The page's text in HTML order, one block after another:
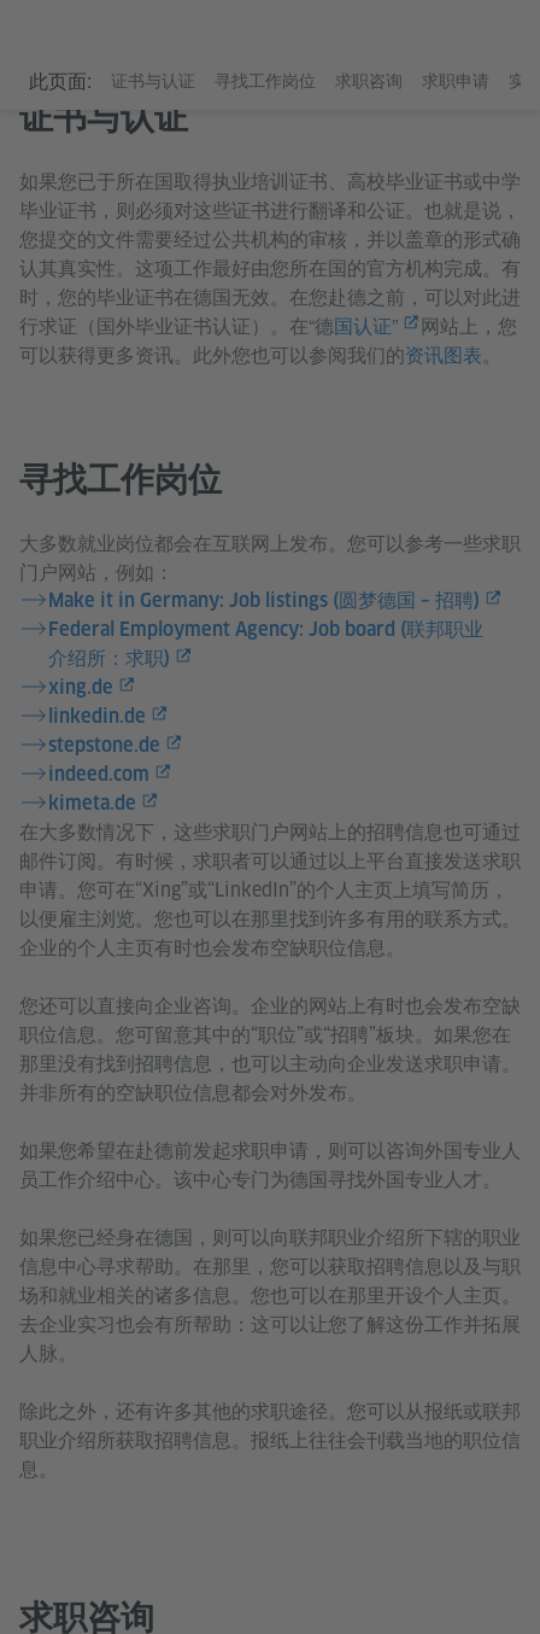
此页面: 证书与认证 寻找工作岗位 求职咨询 求职申请 实
证书与认证
如果您已于所在国取得执业培训证书、高校毕业证书或中学
毕业证书，则必须对这些证书进行翻译和公证。也就是说，
您提交的文件需要经过公共机构的审核，并以盖章的形式确
认其真实性。这项工作最好由您所在国的官方机构完成。有
时，您的毕业证书在德国无效。在您赴德之前，可以对此进
行求证（国外毕业证书认证）。在“德国认证”
网站上，您
可以获得更多资讯。此外您也可以参阅我们的资讯图表。
寻找工作岗位
大多数就业岗位都会在互联网上发布。您可以参考一些求职
门户网站，例如：
Make it in Germany: Job listings (圆梦德国 – 招聘)
Federal Employment Agency: Job board (联邦职业
介绍所：求职)
xing.de
linkedin.de
stepstone.de
indeed.com
kimeta.de
在大多数情况下，这些求职门户网站上的招聘信息也可通过
邮件订阅。有时候，求职者可以通过以上平台直接发送求职
申请。您可在“Xing”或“LinkedIn”的个人主页上填写简历，
以便雇主浏览。您也可以在那里找到许多有用的联系方式。
企业的个人主页有时也会发布空缺职位信息。
您还可以直接向企业咨询。企业的网站上有时也会发布空缺
职位信息。您可留意其中的“职位”或“招聘”板块。如果您在
那里没有找到招聘信息，也可以主动向企业发送求职申请。
并非所有的空缺职位信息都会对外发布。
如果您希望在赴德前发起求职申请，则可以咨询外国专业人
员工作介绍中心。该中心专门为德国寻找外国专业人才。
如果您已经身在德国，则可以向联邦职业介绍所下辖的职业
信息中心寻求帮助。在那里，您可以获取招聘信息以及与职
场和就业相关的诸多信息。您也可以在那里开设个人主页。
去企业实习也会有所帮助：这可以让您了解这份工作并拓展
人脉。
除此之外，还有许多其他的求职途径。您可以从报纸或联邦
职业介绍所获取招聘信息。报纸上往往会刊载当地的职位信
息。
求职咨询